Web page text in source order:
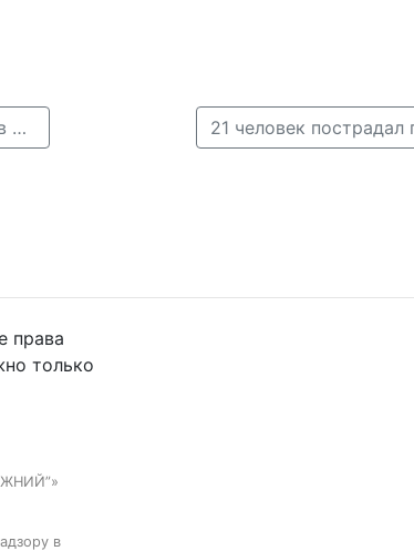
← Иномарка врезалась в сугроб и перевернулась у станции Варя в Нижнем Новгороде
права
только
в